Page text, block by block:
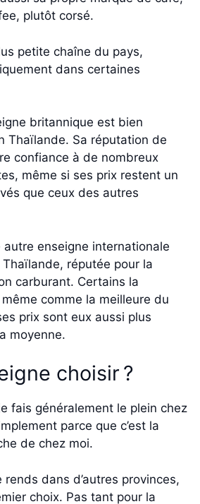
plutôt corsé.
petite chaîne du pays,
dans certaines
britannique est bien
Thaïlande. Sa réputation de
confiance à de nombreux
même si ses prix restent un
que ceux des autres
autre enseigne internationale
réputée pour la
carburant. Certains la
comme la meilleure du
prix sont eux aussi plus
moyenne.
choisir ?
fais généralement le plein chez
parce que c’est la
de chez moi.
dans d’autres provinces,
choix. Pas tant pour la